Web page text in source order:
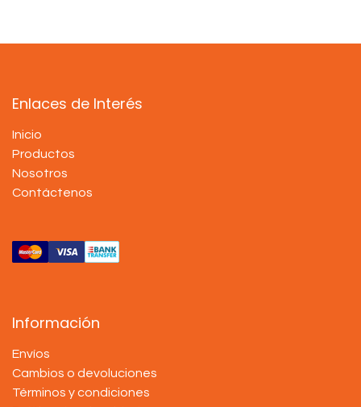
Enlaces de Interés
Inicio
Productos
Nosotros
Contáctenos
Información
Envíos
Cambios o devoluciones
Términos y condiciones